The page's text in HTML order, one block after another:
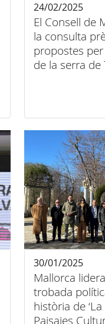
El Consell de
la consulta
propostes
de la serra
24/02/2025
Mallorca
trobada
història de
Paisajes
30/01/2025